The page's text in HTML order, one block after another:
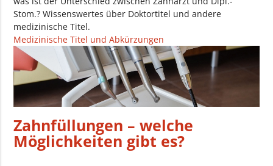
Stom.? Wissenswertes über Doktortitel und andere
medizinische Titel.
Medizinische Titel und Abkürzungen
Zahnfüllungen – welche
Möglichkeiten gibt es?